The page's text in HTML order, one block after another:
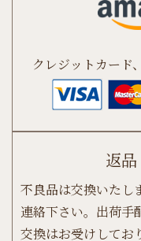
クレジットカード
返
不良品は交換いたし
連絡下さい。出荷手
交換はお受けしてお